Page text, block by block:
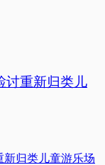
讨重新归类儿